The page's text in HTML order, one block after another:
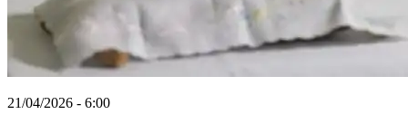
21/04/2026 - 6:00